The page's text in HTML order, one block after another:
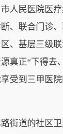
人民医院医
、联合门诊
、基层三级
真正“下得去
受到三甲医
道的社区卫